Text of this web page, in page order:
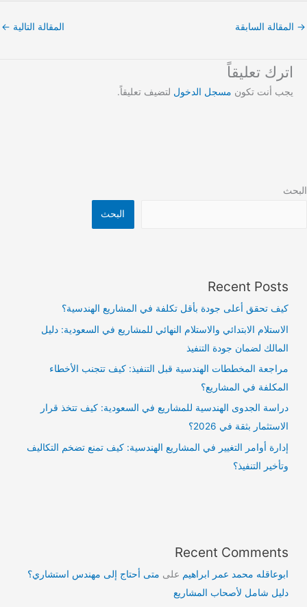
→ المقالة السابقة المقالة التالية ←
اترك تعليقاً
يجب أنت تكون مسجل الدخول لتضيف تعليقاً.
البحث
البحث
Recent Posts
كيف تحقق أعلى جودة بأقل تكلفة في المشاريع الهندسية؟
الاستلام الابتدائي والاستلام النهائي للمشاريع في السعودية: دليل
المالك لضمان جودة التنفيذ
مراجعة المخططات الهندسية قبل التنفيذ: كيف تتجنب الأخطاء
المكلفة في المشاريع؟
دراسة الجدوى الهندسية للمشاريع في السعودية: كيف تتخذ قرار
الاستثمار بثقة في 2026؟
إدارة أوامر التغيير في المشاريع الهندسية: كيف تمنع تضخم التكاليف
وتأخير التنفيذ؟
Recent Comments
ابوعاقله محمد عمر ابراهيم على متى أحتاج إلى مهندس استشاري؟
دليل شامل لأصحاب المشاريع